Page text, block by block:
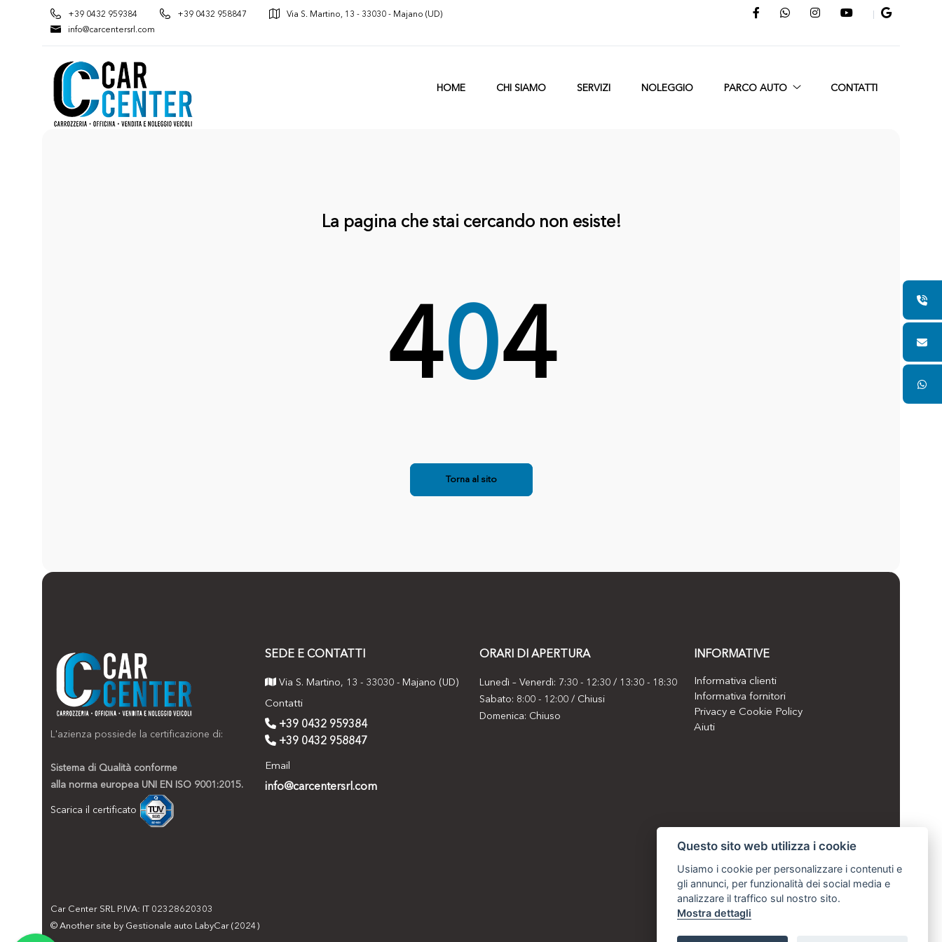
+39 0432 959384 +39 0432 958847
Via S. Martino, 13 - 33030 - Majano (UD)
info@carcentersrl.com
Questo sito web utilizza i cookie
Usiamo i cookie per personalizzare i contenuti e
gli annunci, per funzionalità dei social media e
analizzare il traffico sul nostro sito.
Mostra dettagli
HOME CHI SIAMO SERVIZI NOLEGGIO PARCO AUTO CONTATTI
La pagina che stai cercando non esiste!
404
Torna al sito
L'azienza possiede la certificazione di:
Sistema di Qualità conforme
alla norma europea UNI EN ISO 9001:2015.
Scarica il certificato
SEDE E CONTATTI
Via S. Martino, 13 - 33030 - Majano (UD)
Contatti
+39 0432 959384
+39 0432 958847
Email
info@carcentersrl.com
ORARI DI APERTURA
Lunedì – Venerdì: 7:30 - 12:30 / 13:30 - 18:30
Sabato: 8:00 - 12:00 / Chiusi
Domenica: Chiuso
INFORMATIVE
Informativa clienti
Informativa fornitori
Privacy e Cookie Policy
Aiuti
Car Center SRL P.IVA: IT 02328620303
© Another site by Gestionale auto LabyCar (2024)